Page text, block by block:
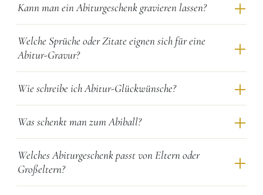
Kann man ein Abiturgeschenk gravieren lassen?
Welche Sprüche oder Zitate eignen sich für eine
Abitur-Gravur?
Wie schreibe ich Abitur-Glückwünsche?
Was schenkt man zum Abiball?
Welches Abiturgeschenk passt von Eltern oder
Großeltern?